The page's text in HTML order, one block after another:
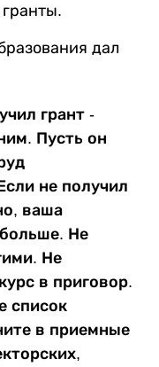
дал
грант -
Пусть он
не получил
ваша
Не
Не
в приговор.
список
в приемные